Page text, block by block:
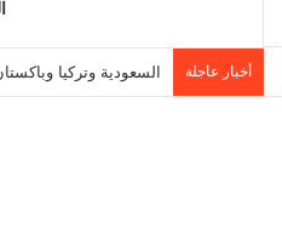
أخبار عاجلة السعودية وتركيا